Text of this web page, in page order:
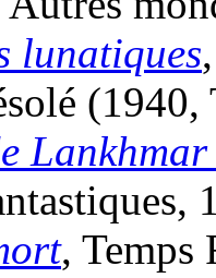
lunatiques
(1940,
Lankhmar
, Temps